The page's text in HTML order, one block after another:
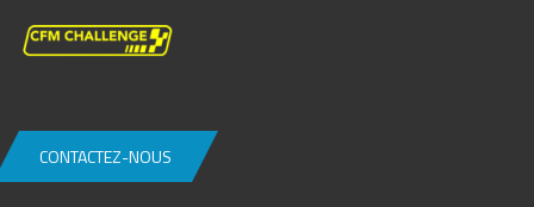
CONTACTEZ-NOUS